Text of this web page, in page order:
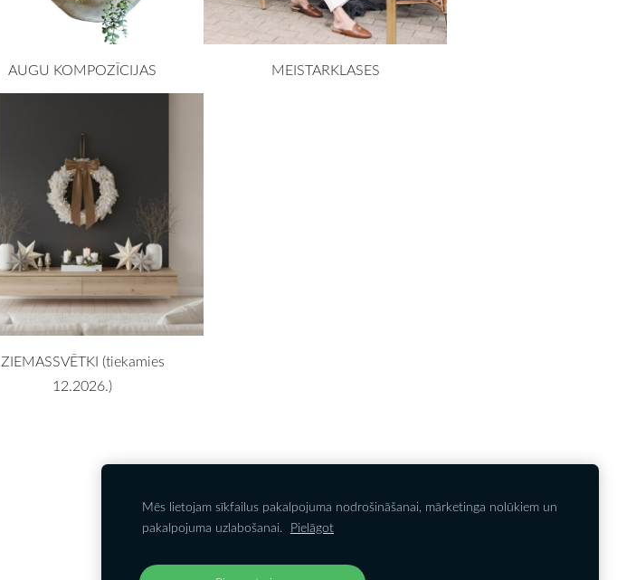
AUGU KOMPOZĪCIJAS MEISTARKLASES
ZIEMASSVĒTKI (tiekamies
12.2026.)
Kontakti PIETEIKTIES JAUNUMIEM Noteikumi Sīkdatnes
Mēs lietojam sīkfailus pakalpojuma nodrošināšanai, mārketinga nolūkiem un
pakalpojuma uzlabošanai. Pielāgot